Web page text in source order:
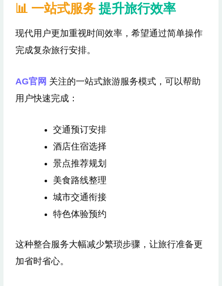
📊 一站式服务提升旅行效率
现代用户更加重视时间效率，希望通过简单操作
完成复杂旅行安排。
AG官网 关注的一站式旅游服务模式，可以帮助
用户快速完成：
交通预订安排
酒店住宿选择
景点推荐规划
美食路线整理
城市交通衔接
特色体验预约
这种整合服务大幅减少繁琐步骤，让旅行准备更
加省时省心。